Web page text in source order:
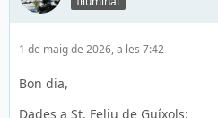
1 de maig de 2026, a les 7:42
Bon dia,
Dades a St. Feliu de Guíxols: